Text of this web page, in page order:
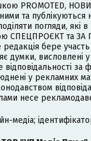
PROMOTED,
та публікуються
погляди, які
СПЕЦПРОЄКТ та ЗА
бере участь
думки, висловлені
за
у рекламних
несе
медіа;